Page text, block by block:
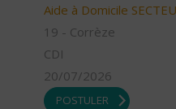
Aide à Domicile
19 - Corrèze
CDI
20/07/2026
POSTULER